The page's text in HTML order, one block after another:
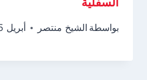
بواسطة الشيخ منتصر أبريل 25, 2023